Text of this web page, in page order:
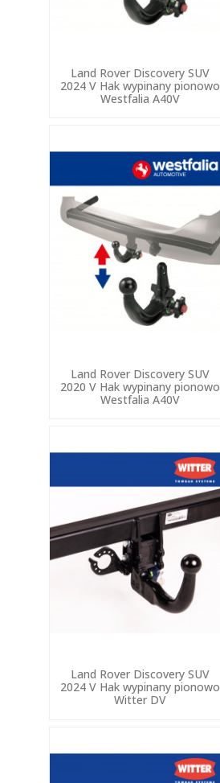
Land Rover Discovery SUV
2024 V Hak wypinany pionowo
Westfalia A40V
Land Rover Discovery SUV
2020 V Hak wypinany pionowo
Westfalia A40V
Land Rover Discovery SUV
2024 V Hak wypinany pionowo
Witter DV